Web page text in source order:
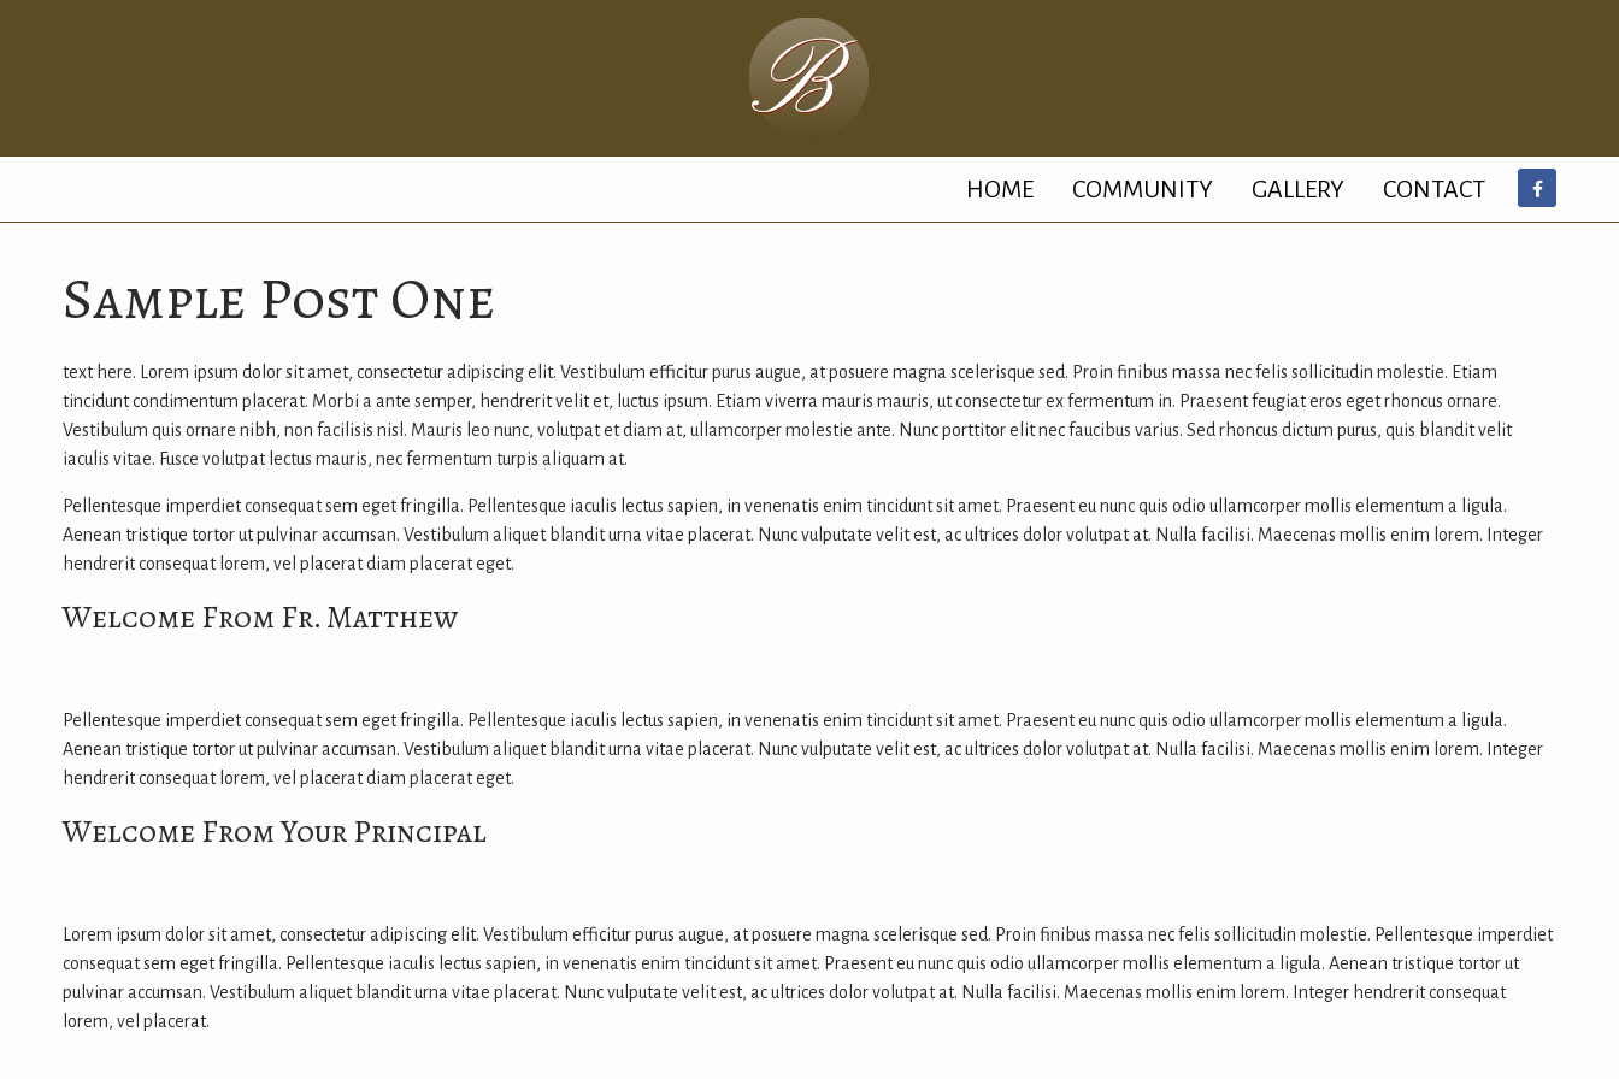
HOME COMMUNITY GALLERY CONTACT
Sample Post One
text here. Lorem ipsum dolor sit amet, consectetur adipiscing elit. Vestibulum efficitur purus augue, at posuere magna scelerisque sed. Proin finibus massa nec felis sollicitudin molestie. Etiam
tincidunt condimentum placerat. Morbi a ante semper, hendrerit velit et, luctus ipsum. Etiam viverra mauris mauris, ut consectetur ex fermentum in. Praesent feugiat eros eget rhoncus ornare.
Vestibulum quis ornare nibh, non facilisis nisl. Mauris leo nunc, volutpat et diam at, ullamcorper molestie ante. Nunc porttitor elit nec faucibus varius. Sed rhoncus dictum purus, quis blandit velit
iaculis vitae. Fusce volutpat lectus mauris, nec fermentum turpis aliquam at.
Pellentesque imperdiet consequat sem eget fringilla. Pellentesque iaculis lectus sapien, in venenatis enim tincidunt sit amet. Praesent eu nunc quis odio ullamcorper mollis elementum a ligula.
Aenean tristique tortor ut pulvinar accumsan. Vestibulum aliquet blandit urna vitae placerat. Nunc vulputate velit est, ac ultrices dolor volutpat at. Nulla facilisi. Maecenas mollis enim lorem. Integer
hendrerit consequat lorem, vel placerat diam placerat eget.
Welcome From Fr. Matthew
Pellentesque imperdiet consequat sem eget fringilla. Pellentesque iaculis lectus sapien, in venenatis enim tincidunt sit amet. Praesent eu nunc quis odio ullamcorper mollis elementum a ligula.
Aenean tristique tortor ut pulvinar accumsan. Vestibulum aliquet blandit urna vitae placerat. Nunc vulputate velit est, ac ultrices dolor volutpat at. Nulla facilisi. Maecenas mollis enim lorem. Integer
hendrerit consequat lorem, vel placerat diam placerat eget.
Welcome From Your Principal
Lorem ipsum dolor sit amet, consectetur adipiscing elit. Vestibulum efficitur purus augue, at posuere magna scelerisque sed. Proin finibus massa nec felis sollicitudin molestie. Pellentesque imperdiet
consequat sem eget fringilla. Pellentesque iaculis lectus sapien, in venenatis enim tincidunt sit amet. Praesent eu nunc quis odio ullamcorper mollis elementum a ligula. Aenean tristique tortor ut
pulvinar accumsan. Vestibulum aliquet blandit urna vitae placerat. Nunc vulputate velit est, ac ultrices dolor volutpat at. Nulla facilisi. Maecenas mollis enim lorem. Integer hendrerit consequat
lorem, vel placerat.